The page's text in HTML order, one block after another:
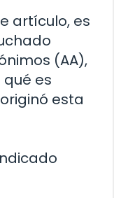
artículo, es
(AA),
es
esta